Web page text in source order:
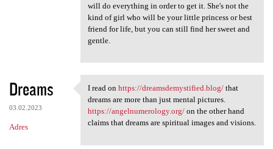
will do everything in order to get it. She's not the
kind of girl who will be your little princess or best
friend for life, but you can still find her sweet and
gentle.
Dreams
03.02.2023
Adres
I read on https:/
I read on https://dreamsdemystified.blog/that
dreams are more than just mental pictures.
https://angelnumerology.org/on the other hand
claims that dreams are spiritual images and visions.